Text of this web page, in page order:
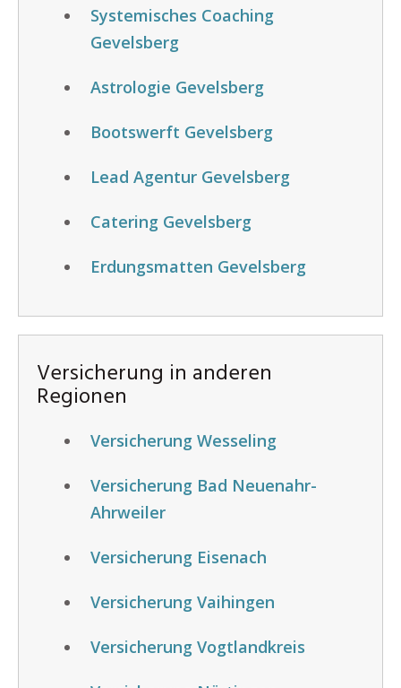
Systemisches Coaching
Gevelsberg
Astrologie Gevelsberg
Bootswerft Gevelsberg
Lead Agentur Gevelsberg
Catering Gevelsberg
Erdungsmatten Gevelsberg
Versicherung in anderen
Regionen
Versicherung Wesseling
Versicherung Bad Neuenahr-
Ahrweiler
Versicherung Eisenach
Versicherung Vaihingen
Versicherung Vogtlandkreis